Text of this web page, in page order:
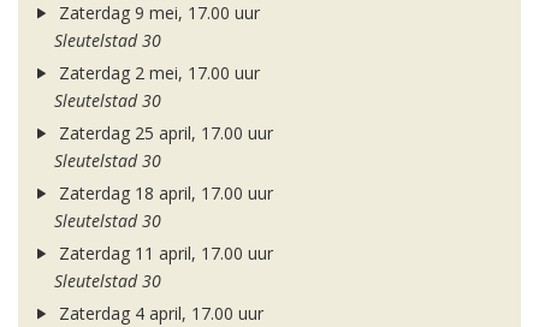
Zaterdag 9 mei, 17.00 uur
Sleutelstad 30
Zaterdag 2 mei, 17.00 uur
Sleutelstad 30
Zaterdag 25 april, 17.00 uur
Sleutelstad 30
Zaterdag 18 april, 17.00 uur
Sleutelstad 30
Zaterdag 11 april, 17.00 uur
Sleutelstad 30
Zaterdag 4 april, 17.00 uur